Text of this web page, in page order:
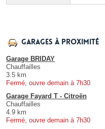
Garages à proximité
Garage BRIDAY
Chauffailles
3.5 km
Fermé, ouvre demain à 7h30
Garage Fayard T - Citroën
Chauffailles
4.9 km
Fermé, ouvre demain à 7h30